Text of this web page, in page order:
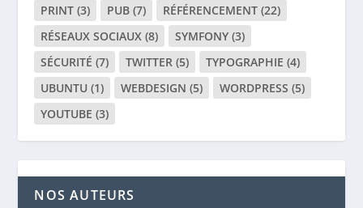
PRINT (3) PUB (7) RÉFÉRENCEMENT (22)
RÉSEAUX SOCIAUX (8) SYMFONY (3)
SÉCURITÉ (7) TWITTER (5) TYPOGRAPHIE (4)
UBUNTU (1) WEBDESIGN (5) WORDPRESS (5)
YOUTUBE (3)
NOS AUTEURS